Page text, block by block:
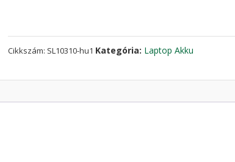
Cikkszám: SL10310-hu1 Kategória: Laptop Akku